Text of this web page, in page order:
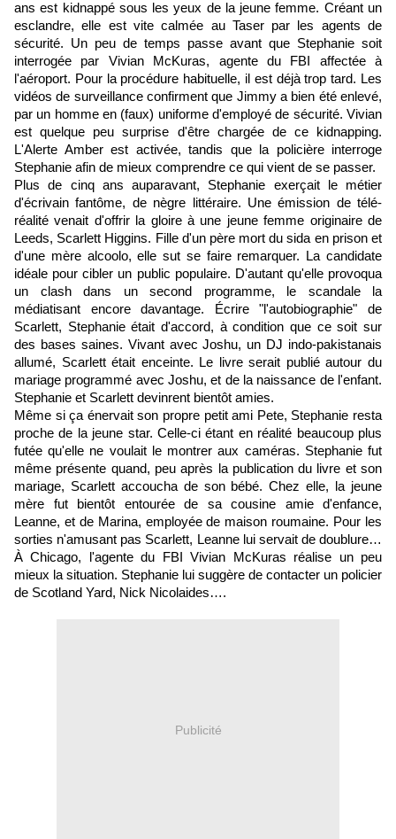
ans est kidnappé sous les yeux de la jeune femme. Créant un
esclandre, elle est vite calmée au Taser par les agents de
sécurité. Un peu de temps passe avant que Stephanie soit
interrogée par Vivian McKuras, agente du FBI affectée à
l'aéroport. Pour la procédure habituelle, il est déjà trop tard. Les
vidéos de surveillance confirment que Jimmy a bien été enlevé,
par un homme en (faux) uniforme d'employé de sécurité. Vivian
est quelque peu surprise d'être chargée de ce kidnapping.
L'Alerte Amber est activée, tandis que la policière interroge
Stephanie afin de mieux comprendre ce qui vient de se passer.
Plus de cinq ans auparavant, Stephanie exerçait le métier
d'écrivain fantôme, de nègre littéraire. Une émission de télé-
réalité venait d'offrir la gloire à une jeune femme originaire de
Leeds, Scarlett Higgins. Fille d'un père mort du sida en prison et
d'une mère alcoolo, elle sut se faire remarquer. La candidate
idéale pour cibler un public populaire. D'autant qu'elle provoqua
un clash dans un second programme, le scandale la
médiatisant encore davantage. Écrire "l'autobiographie" de
Scarlett, Stephanie était d'accord, à condition que ce soit sur
des bases saines. Vivant avec Joshu, un DJ indo-pakistanais
allumé, Scarlett était enceinte. Le livre serait publié autour du
mariage programmé avec Joshu, et de la naissance de l'enfant.
Stephanie et Scarlett devinrent bientôt amies.
Même si ça énervait son propre petit ami Pete, Stephanie resta
proche de la jeune star. Celle-ci étant en réalité beaucoup plus
futée qu'elle ne voulait le montrer aux caméras. Stephanie fut
même présente quand, peu après la publication du livre et son
mariage, Scarlett accoucha de son bébé. Chez elle, la jeune
mère fut bientôt entourée de sa cousine amie d'enfance,
Leanne, et de Marina, employée de maison roumaine. Pour les
sorties n'amusant pas Scarlett, Leanne lui servait de doublure…
À Chicago, l'agente du FBI Vivian McKuras réalise un peu
mieux la situation. Stephanie lui suggère de contacter un policier
de Scotland Yard, Nick Nicolaides….
Publicité